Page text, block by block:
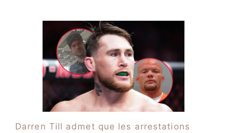
Darren Till admet que les arrestations